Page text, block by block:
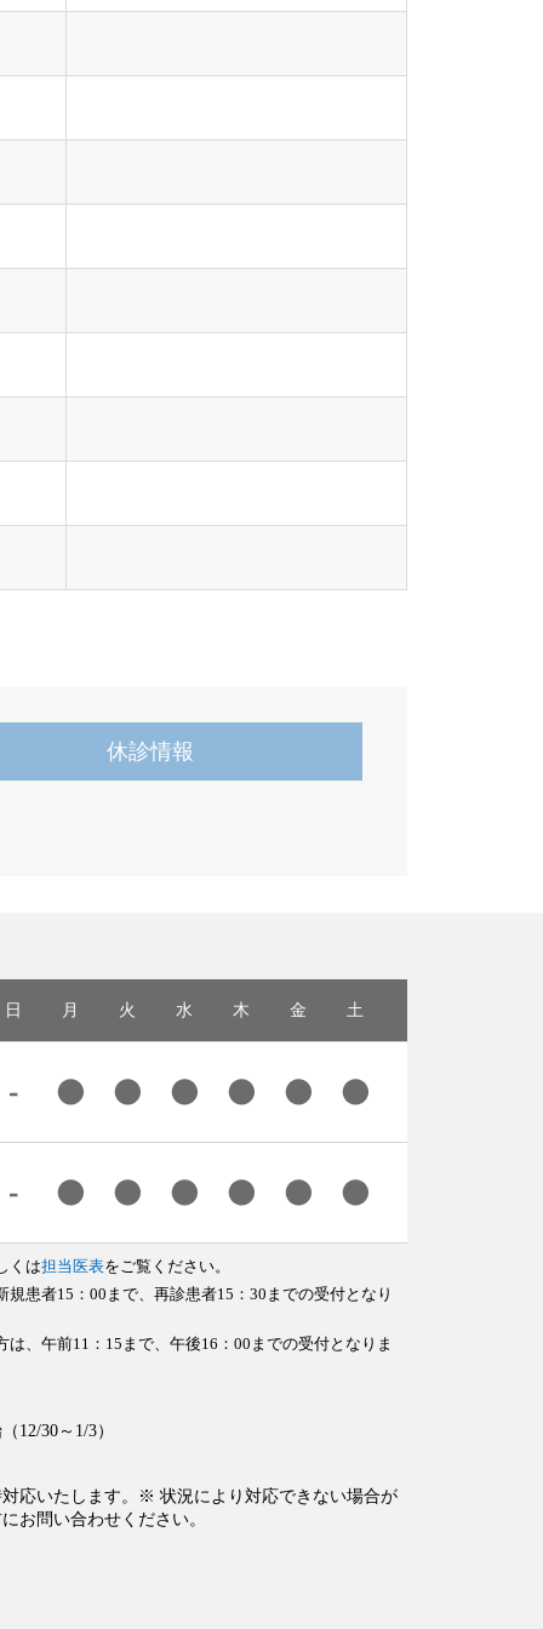
休診情報
日 月 火 水 木 金 土
くは担当医表をご覧ください。
患者15：00まで、再診患者15：30までの受付となり
、午前11：15まで、午後16：00までの受付となりま
12/30～1/3）
応いたします。※ 状況により対応できない場合が
お問い合わせください。